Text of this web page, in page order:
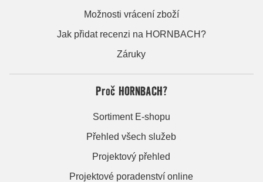
Možnosti vrácení zboží
Jak přidat recenzi na HORNBACH?
Záruky
Proč HORNBACH?
Sortiment E-shopu
Přehled všech služeb
Projektový přehled
Projektové poradenství online